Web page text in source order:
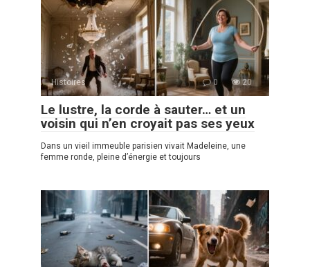
Histoires 0 20
Le lustre, la corde à sauter… et un
voisin qui n’en croyait pas ses yeux
Dans un vieil immeuble parisien vivait Madeleine, une
femme ronde, pleine d’énergie et toujours